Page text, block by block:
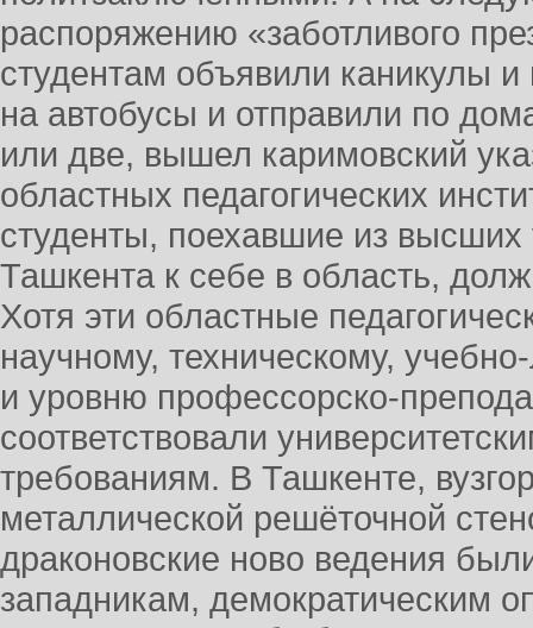
распоряжению «заботливого
студентам объявили каникулы
на автобусы и отправили по
или две, вышел каримовский
областных педагогических
студенты, поехавшие из
Ташкента к себе в область,
Хотя эти областные
научному, техническому,
и уровню профессорско-
соответствовали
требованиям. В Ташкенте,
металлической решёточной
драконовские ново ведения
западникам, демократическим